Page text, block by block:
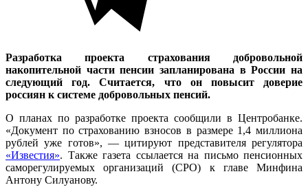
Разработка проекта страхования добровольной
накопительной части пенсии запланирована в России на
следующий год. Считается, что он повысит доверие
россиян к системе добровольных пенсий.
О планах по разработке проекта сообщили в Центробанке.
«Документ по страхованию взносов в размере 1,4 миллиона
рублей уже готов», — цитируют представителя регулятора
«Известия». Также газета ссылается на письмо пенсионных
саморегулируемых организаций (СРО) к главе Минфина
Антону Силуанову.